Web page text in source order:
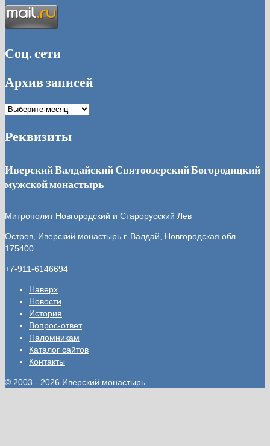
Соц. сети
Архив записей
Архив
Реквизиты
Иверский Валдайский Святоозерский Богородицкий
мужской монастырь
Митрополит Новгородский и Старорусский Лев
Остров, Иверский монастырь г. Валдай, Новгородская обл.
175400
+7-911-6146694
Наверх
Новости
История
Вопрос-ответ
Паломникам
Каталог сайтов
Контакты
© 2003 - 2026 Иверский монастырь